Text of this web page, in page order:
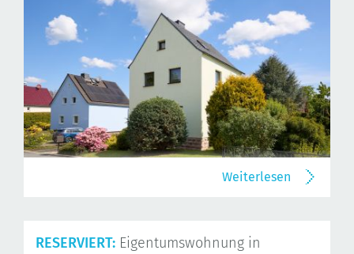
Weiterlesen
RESERVIERT: Eigentumswohnung in